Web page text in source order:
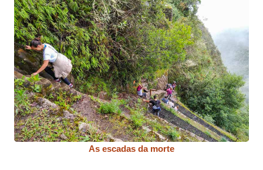
As escadas da morte